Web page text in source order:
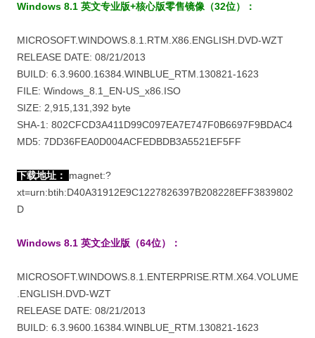
Windows 8.1 英文专业版+核心版零售镜像（32位）：
MICROSOFT.WINDOWS.8.1.RTM.X86.ENGLISH.DVD-WZT
RELEASE DATE: 08/21/2013
BUILD: 6.3.9600.16384.WINBLUE_RTM.130821-1623
FILE: Windows_8.1_EN-US_x86.ISO
SIZE: 2,915,131,392 byte
SHA-1: 802CFCD3A411D99C097EA7E747F0B6697F9BDAC4
MD5: 7DD36FEA0D004ACFEDBDB3A5521EF5FF
下载地址： magnet:?
xt=urn:btih:D40A31912E9C1227826397B208228EFF3839802
D
Windows 8.1 英文企业版（64位）：
MICROSOFT.WINDOWS.8.1.ENTERPRISE.RTM.X64.VOLUME
.ENGLISH.DVD-WZT
RELEASE DATE: 08/21/2013
BUILD: 6.3.9600.16384.WINBLUE_RTM.130821-1623